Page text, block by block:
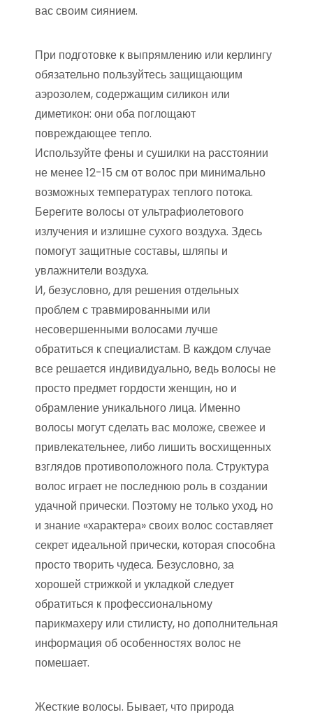
вас своим сиянием.
При подготовке к выпрямлению или керлингу
обязательно пользуйтесь защищающим
аэрозолем, содержащим силикон или
диметикон: они оба поглощают
повреждающее тепло.
Используйте фены и сушилки на расстоянии
не менее 12-15 см от волос при минимально
возможных температурах теплого потока.
Берегите волосы от ультрафиолетового
излучения и излишне сухого воздуха. Здесь
помогут защитные составы, шляпы и
увлажнители воздуха.
И, безусловно, для решения отдельных
проблем с травмированными или
несовершенными волосами лучше
обратиться к специалистам. В каждом случае
все решается индивидуально, ведь волосы не
просто предмет гордости женщин, но и
обрамление уникального лица. Именно
волосы могут сделать вас моложе, свежее и
привлекательнее, либо лишить восхищенных
взглядов противоположного пола. Структура
волос играет не последнюю роль в создании
удачной прически. Поэтому не только уход, но
и знание «характера» своих волос составляет
секрет идеальной прически, которая способна
просто творить чудеса. Безусловно, за
хорошей стрижкой и укладкой следует
обратиться к профессиональному
парикмахеру или стилисту, но дополнительная
информация об особенностях волос не
помешает.
Жесткие волосы. Бывает, что природа